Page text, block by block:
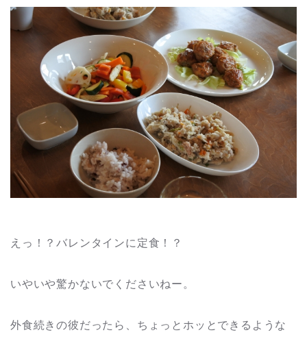
えっ！？バレンタインに定食！？
いやいや驚かないでくださいねー。
外食続きの彼だったら、ちょっとホッとできるような